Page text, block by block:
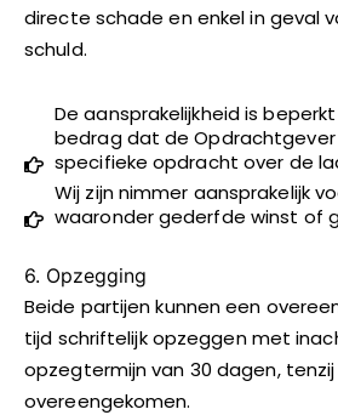
directe schade en enkel in geval
schuld.
De aansprakelijkheid is
bedrag dat de
specifieke opdracht over de
Wij zijn nimmer aansprakelijk
waaronder gederfde winst of
6. Opzegging
Beide partijen kunnen een
tijd schriftelijk opzeggen met
opzegtermijn van 30 dagen,
overeengekomen.